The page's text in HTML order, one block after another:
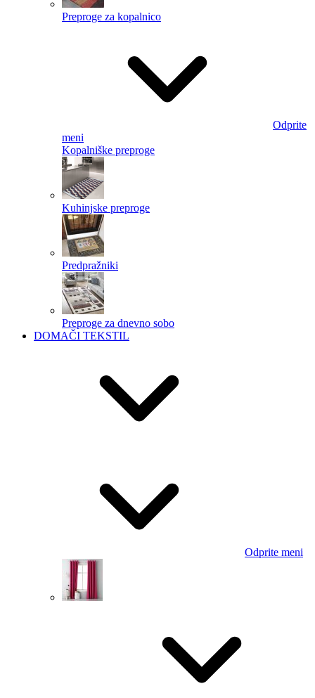
Preproge za kopalnico
Odprite
meni
Kopalniške preproge
Kuhinjske preproge
Predpražniki
Preproge za dnevno sobo
DOMAČI TEKSTIL
Odprite meni